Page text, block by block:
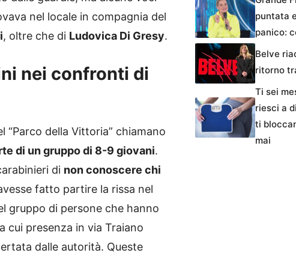
nel locale in compagnia del
, oltre che di Ludovica Di Gresy.
nei confronti di
“Parco della Vittoria” chiamano
di un gruppo di 8-9 giovani.
di non conoscere chi
fatto partire la rissa nel
gruppo di persone che hanno
cui presenza in via Traiano
dalle autorità. Queste
puntata
panico:
Belve
ritorno
Ti sei
riesci a
ti
mai